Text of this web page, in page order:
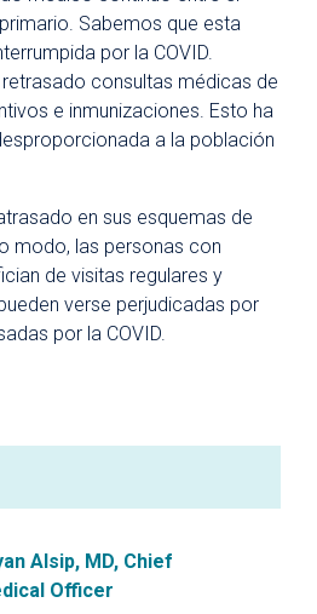
Sabemos que esta
por la COVID.
consultas médicas de
e inmunizaciones. Esto ha
a la población
en sus esquemas de
modo, las personas con
de visitas regulares y
verse perjudicadas por
por la COVID.
Alsip, MD, Chief
Officer